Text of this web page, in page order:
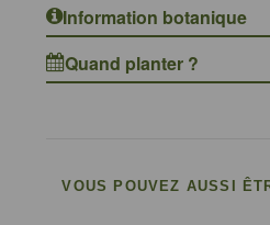
Information botanique
Quand planter ?
VOUS POUVEZ AUSSI